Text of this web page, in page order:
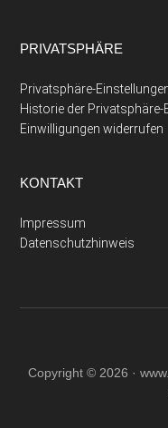
PRIVATSPHÄRE
Privatsphäre-
Historie der Privatsphäre-
Einwilligungen widerrufen
KONTAKT
Impressum
Datenschutzhinweis
Copyright © 2026 ·